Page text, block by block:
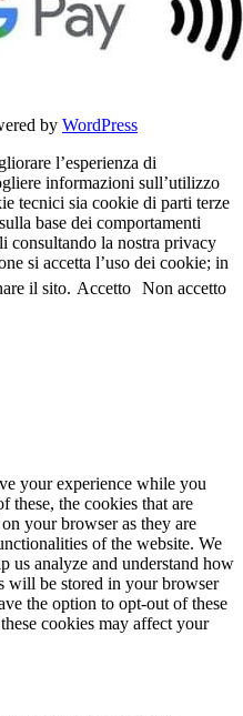
by WordPress
l’esperienza di
informazioni sull’utilizzo
tecnici sia cookie di parti terze
base dei comportamenti
consultando la nostra privacy
si accetta l’uso dei cookie; in
il sito. Accetto Non accetto
your experience while you
these, the cookies that are
your browser as they are
of the website. We
us analyze and understand how
will be stored in your browser
the option to opt-out of these
cookies may affect your